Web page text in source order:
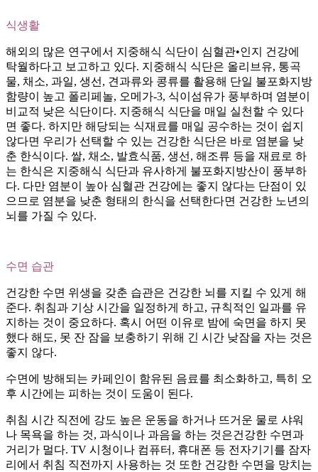
식생활
해외의 많은 연구에서 지중해식 식단이 심혈관•인지 건강에
탁월하다고 보고하고 있다. 지중해식 식단은 올리브유, 통곡
물, 채소, 과일, 생선, 견과류와 콩류를 활용해 단일 불포화지방
함량이 높고 폴리페놀, 오메가-3, 식이섬유가 풍부하며 염분이
비교적 낮은 식단이다. 지중해식 식단을 매일 실천할 수 있다
면 좋다. 하지만 해당되는 식재료를 매일 공수하는 것이 쉽지
않다면 우리가 선택할 수 있는 건강한 식단은 바로 염분을 낮
춘 한식이다. 쌀, 채소, 발효식품, 생선, 해조류 등을 재료로 하
는 한식은 지중해식 식단과 유사하게 불포화지방산이 풍부하
다. 다만 염분이 높아 심혈관 건강에는 좋지 않다는 단점이 있
으므로 염분을 낮춘 형태의 한식을 선택한다면 건강한 노년의
뇌를 가질 수 있다.
수면 습관
건강한 수면 위생을 갖춘 습관은 건강한 뇌를 지킬 수 있게 해
준다. 취침과 기상 시간을 일정하게 하고, 규칙적인 일과를 유
지하는 것이 중요하다. 혹시 어떤 이유로 밤에 숙면을 하지 못
했다 해도, 못 잔 잠을 보충하기 위해 긴 시간 낮잠을 자는 것은
좋지 않다.
수면에 방해되는 카페인이 함유된 음료를 최소화하고, 특히 오
후 시간에는 피하는 것이 도움이 된다.
취침 시간 직전에 강도 높은 운동을 하거나 뜨거운 물로 샤워
나 목욕을 하는 것, 과식이나 과음을 하는 것은건강한 수면과
거리가 멀다. TV 시청이나 컴퓨터, 휴대폰 등 전자기기를 잠자
리에서 취침 직전까지 사용하는 것 또한 건강한 수면을 망치는